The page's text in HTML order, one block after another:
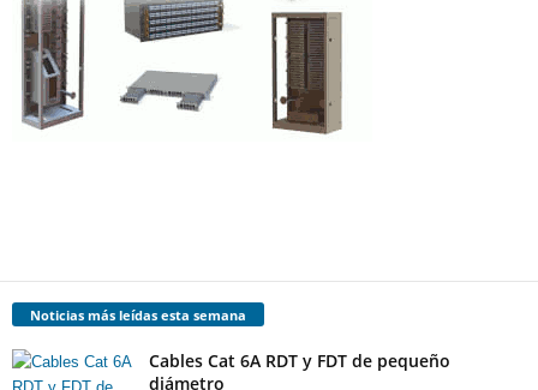
Noticias más leídas esta semana
Cables Cat 6A RDT y FDT de pequeño
diámetro